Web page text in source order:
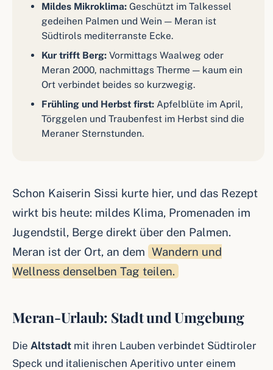
Mildes Mikroklima: Geschützt im Talkessel
gedeihen Palmen und Wein — Meran ist
Südtirols mediterranste Ecke.
Kur trifft Berg: Vormittags Waalweg oder
Meran 2000, nachmittags Therme — kaum ein
Ort verbindet beides so kurzwegig.
Frühling und Herbst first: Apfelblüte im April,
Törggelen und Traubenfest im Herbst sind die
Meraner Sternstunden.
Schon Kaiserin Sissi kurte hier, und das Rezept
wirkt bis heute: mildes Klima, Promenaden im
Jugendstil, Berge direkt über den Palmen.
Meran ist der Ort, an dem Wandern und
Wellness denselben Tag teilen.
Meran-Urlaub: Stadt und Umgebung
Die Altstadt mit ihren Lauben verbindet Südtiroler
Speck und italienischen Aperitivo unter einem